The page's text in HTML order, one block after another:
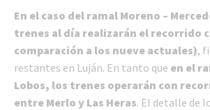
En el caso del ramal Moreno –
trenes al día realizarán el recorrido
comparación a los nueve actuales),
restantes en Luján. En tanto que en el
Lobos, los trenes operarán con
entre Merlo y Las Heras. El detalle de